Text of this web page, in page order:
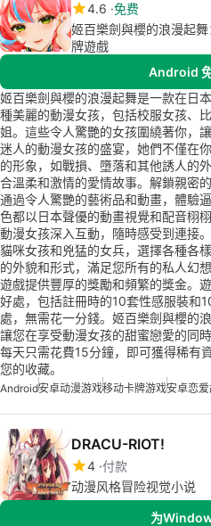
4.6 免费
姬百樂劍與櫻的浪漫起
牌遊戲
Android
姬百樂劍與櫻的浪漫起舞是一款在日
種美麗的動漫女孩，包括校服女孩、
姐。這些令人驚艷的女孩圍繞著你，
迷人的動漫女孩的盛宴，她們不僅在
的形象，如戰損、墮落和其他誘人的
合溫柔和激情的愛情故事。解鎖親密
通過令人驚艷的藝術品和動畫，體驗
色都以日本聲優的動畫視覺和配音栩
動漫女孩深入互動，隨時感受到連接
貓咪女孩和兇猛的女兵，選擇各種各
的外貌和形式，滿足您所有的私人幻
遊戲提供豐厚的獎勵和頻繁的獎金。
好處，包括註冊時的10套性感服裝和
處，無需花一分錢。姬百樂劍與櫻的
讓您在享受動漫女孩的甜蜜戀愛的同
每天只需花費15分鐘，即可獲得稀有
您的收藏。
Android安卓动漫游戏移动卡牌游戏安卓恋
DRACU-RIOT!
4 付款
动漫风格冒险视觉小说
为